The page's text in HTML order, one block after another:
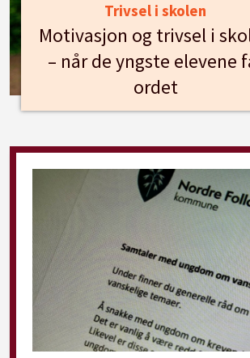
Trivsel i skolen
Motivasjon og trivsel i
– når de yngste elevene
ordet